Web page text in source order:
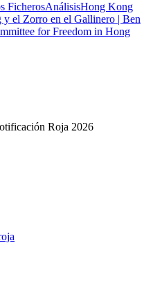
FicherosAnálisisHong Kong
el Zorro en el Gallinero | Ben
for Freedom in Hong
Roja 2026